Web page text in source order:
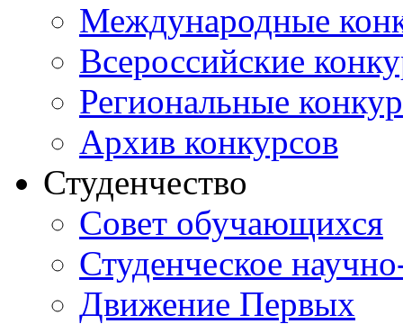
Международные
Всероссийские
Региональные
Архив конкурсов
Студенчество
Совет обучающихся
Студенческое
Движение Первых